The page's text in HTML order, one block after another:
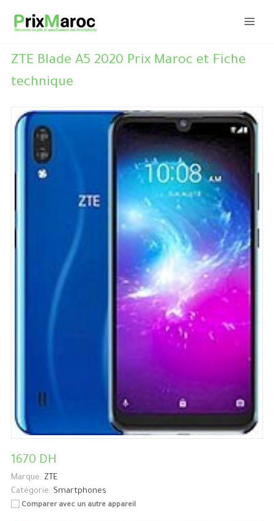
ZTE Blade A5 2020 Prix Maroc et Fiche
technique
1670 DH
Marque: ZTE
Catégorie: Smartphones
Comparer avec un autre appareil